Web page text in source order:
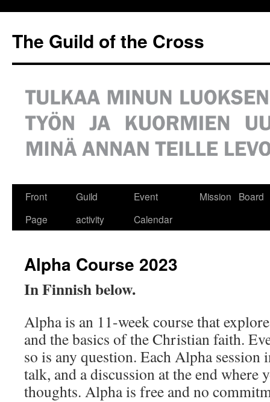
The Guild of the Cross
Front
Page
Guild
activity
Event
Calendar
Mission Board
Alpha Course 2023
In Finnish below.
Alpha is an 11-week course that
and the basics of the Christian faith.
so is any question. Each Alpha session
talk, and a discussion at the end where
thoughts. Alpha is free and no